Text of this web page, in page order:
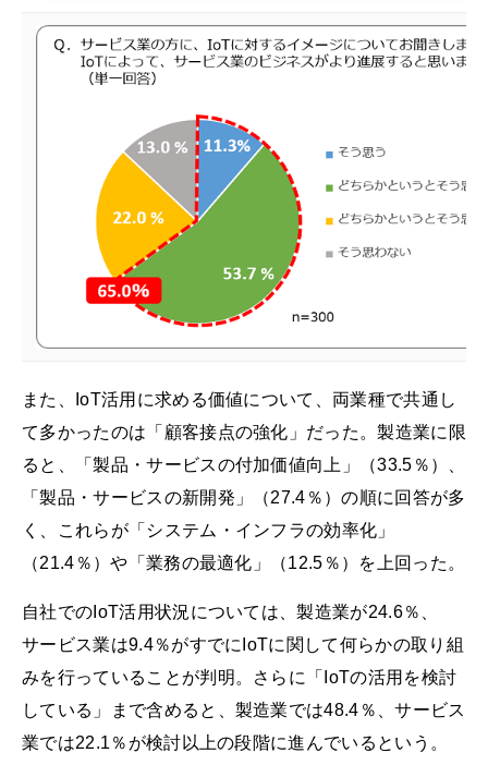
また、IoT活用に求める価値について、両業種で共通し
て多かったのは「顧客接点の強化」だった。製造業に限
ると、「製品・サービスの付加価値向上」（33.5％）、
「製品・サービスの新開発」（27.4％）の順に回答が多
く、これらが「システム・インフラの効率化」
（21.4％）や「業務の最適化」（12.5％）を上回った。
自社でのIoT活用状況については、製造業が24.6％、
サービス業は9.4％がすでにIoTに関して何らかの取り組
みを行っていることが判明。さらに「IoTの活用を検討
している」まで含めると、製造業では48.4％、サービス
業では22.1％が検討以上の段階に進んでいるという。